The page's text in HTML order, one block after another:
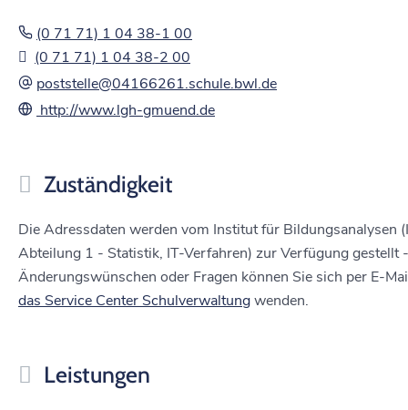
(0 71 71) 1 04 38-1 00
(0 71 71) 1 04 38-2 00
poststelle@04166261.schule.bwl.de
http://www.lgh-gmuend.de
Zuständigkeit
Die Adressdaten werden vom Institut für Bildungsanalysen
Abteilung 1 - Statistik, IT-Verfahren) zur Verfügung gestellt
Änderungswünschen oder Fragen können Sie sich per E-
das Service Center Schulverwaltungwenden.
Leistungen